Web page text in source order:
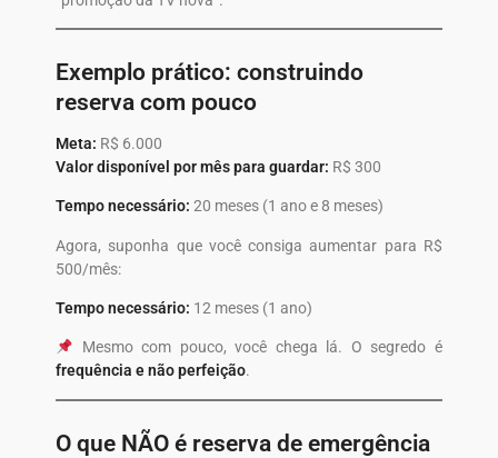
Exemplo prático: construindo
reserva com pouco
Meta: R$ 6.000
Valor disponível por mês para guardar: R$ 300
Tempo necessário: 20 meses (1 ano e 8 meses)
Agora, suponha que você consiga aumentar para R$
500/mês:
Tempo necessário: 12 meses (1 ano)
Mesmo com pouco, você chega lá. O segredo é
frequência e não perfeição.
O que NÃO é reserva de emergência